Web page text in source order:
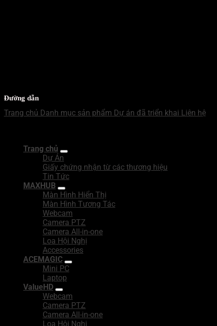
Đường dẫn
Trang chủ Danh mục sản phẩm Dự án đã triển khai Liên hệ
Trang chủ
Dự Án
Giấy chứng nhận từ các thương hiệu
Tin Tức
MAXHUB
Màn Hình Hiển Thị
Màn Hình Tương Tác
Webcam
Camera PTZ
Camera All-in-one
Loa Hội Nghị
Accessories
ACEMAGIC
Mini PC
Laptop
ValueHD
Webcam
Camera PTZ
Camera All-in-one
Loa Hội Nghị